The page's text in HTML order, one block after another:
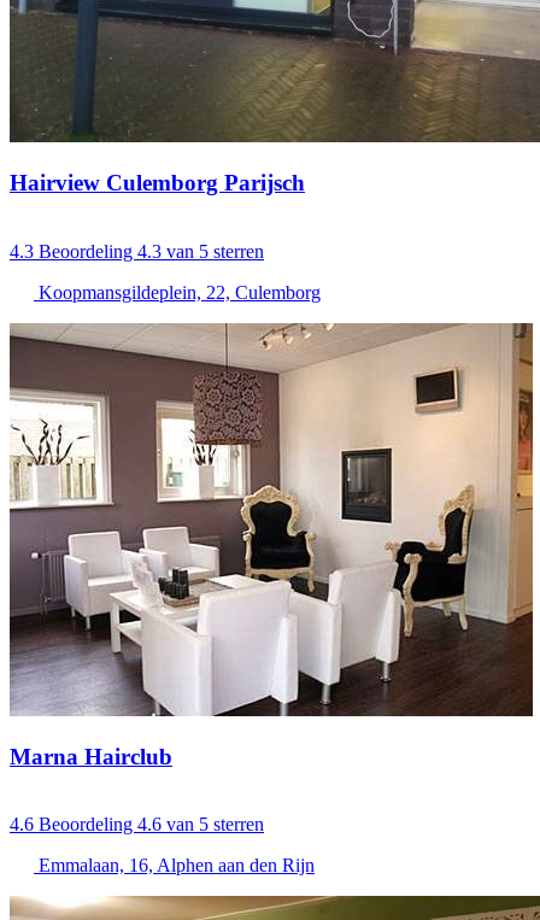
Hairview Culemborg Parijsch
4.3 Beoordeling 4.3 van 5 sterren
Koopmansgildeplein, 22, Culemborg
Marna Hairclub
4.6 Beoordeling 4.6 van 5 sterren
Emmalaan, 16, Alphen aan den Rijn